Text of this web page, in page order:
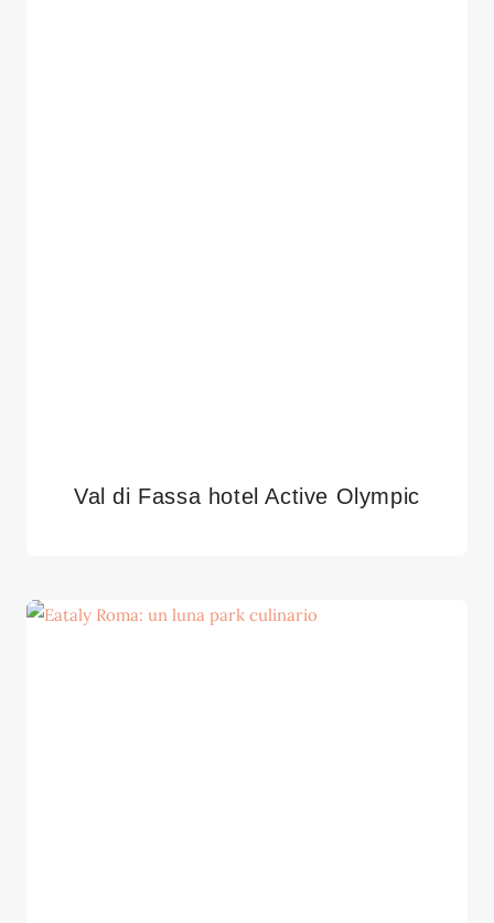
Val di Fassa hotel Active Olympic